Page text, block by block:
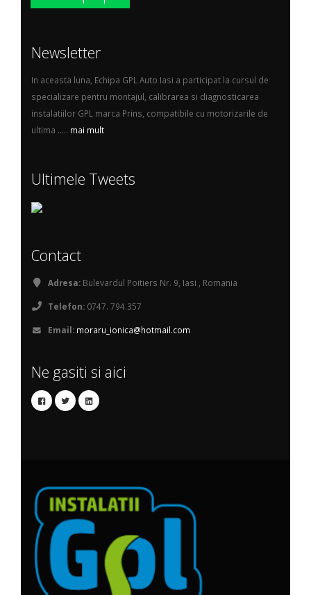
Newsletter
In aceasta luna, Echipa GPL Auto Iasi a participat la cursul de
specializare pentru montajul, calibrarea si diagnosticarea
instalatiilor GPL marca Prins, compatibile cu motorizarile de
ultima ..... mai mult
Ultimele Tweets
Contact
Adresa: Bulevardul Poitiers Nr. 9, Iasi , Romania
Telefon: 0747. 794.357
Email: moraru_ionica@hotmail.com
Ne gasiti si aici